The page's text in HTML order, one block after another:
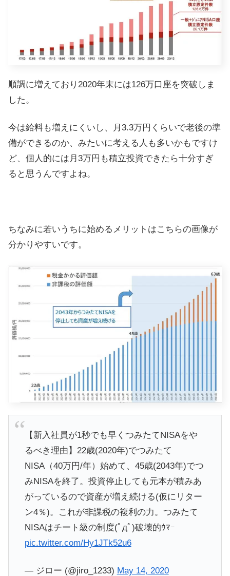
順調に増えており2020年末には126万口座を突破しま
した。
今は給料も増えにくいし、月3.3万円くらいで老後の準
備ができるのか、みたいに考える人も多いかもですけ
ど、個人的には月3万円も積立投資できたら十分すぎ
ると思うんですよね。
ちなみに若いうちに始めるメリットはこちらの画像が
分かりやすいです。
【新入社員が1秒でも早くつみたてNISAをや
るべき理由】22歳(2020年)でつみたて
NISA（40万円/年）始めて、45歳(2043年)でつ
みNISAを終了。投資停止しても元本が積みあ
がっているので資産が増え続ける(仮にリター
ン4％)。これが非課税の複利の力。つみたて
NISAはチート級の制度(ﾟдﾟ)破壊的ｳﾏｰ
pic.twitter.com/Hy1JTk52u6
— ジロー (@jiro_1233) May 14, 2020